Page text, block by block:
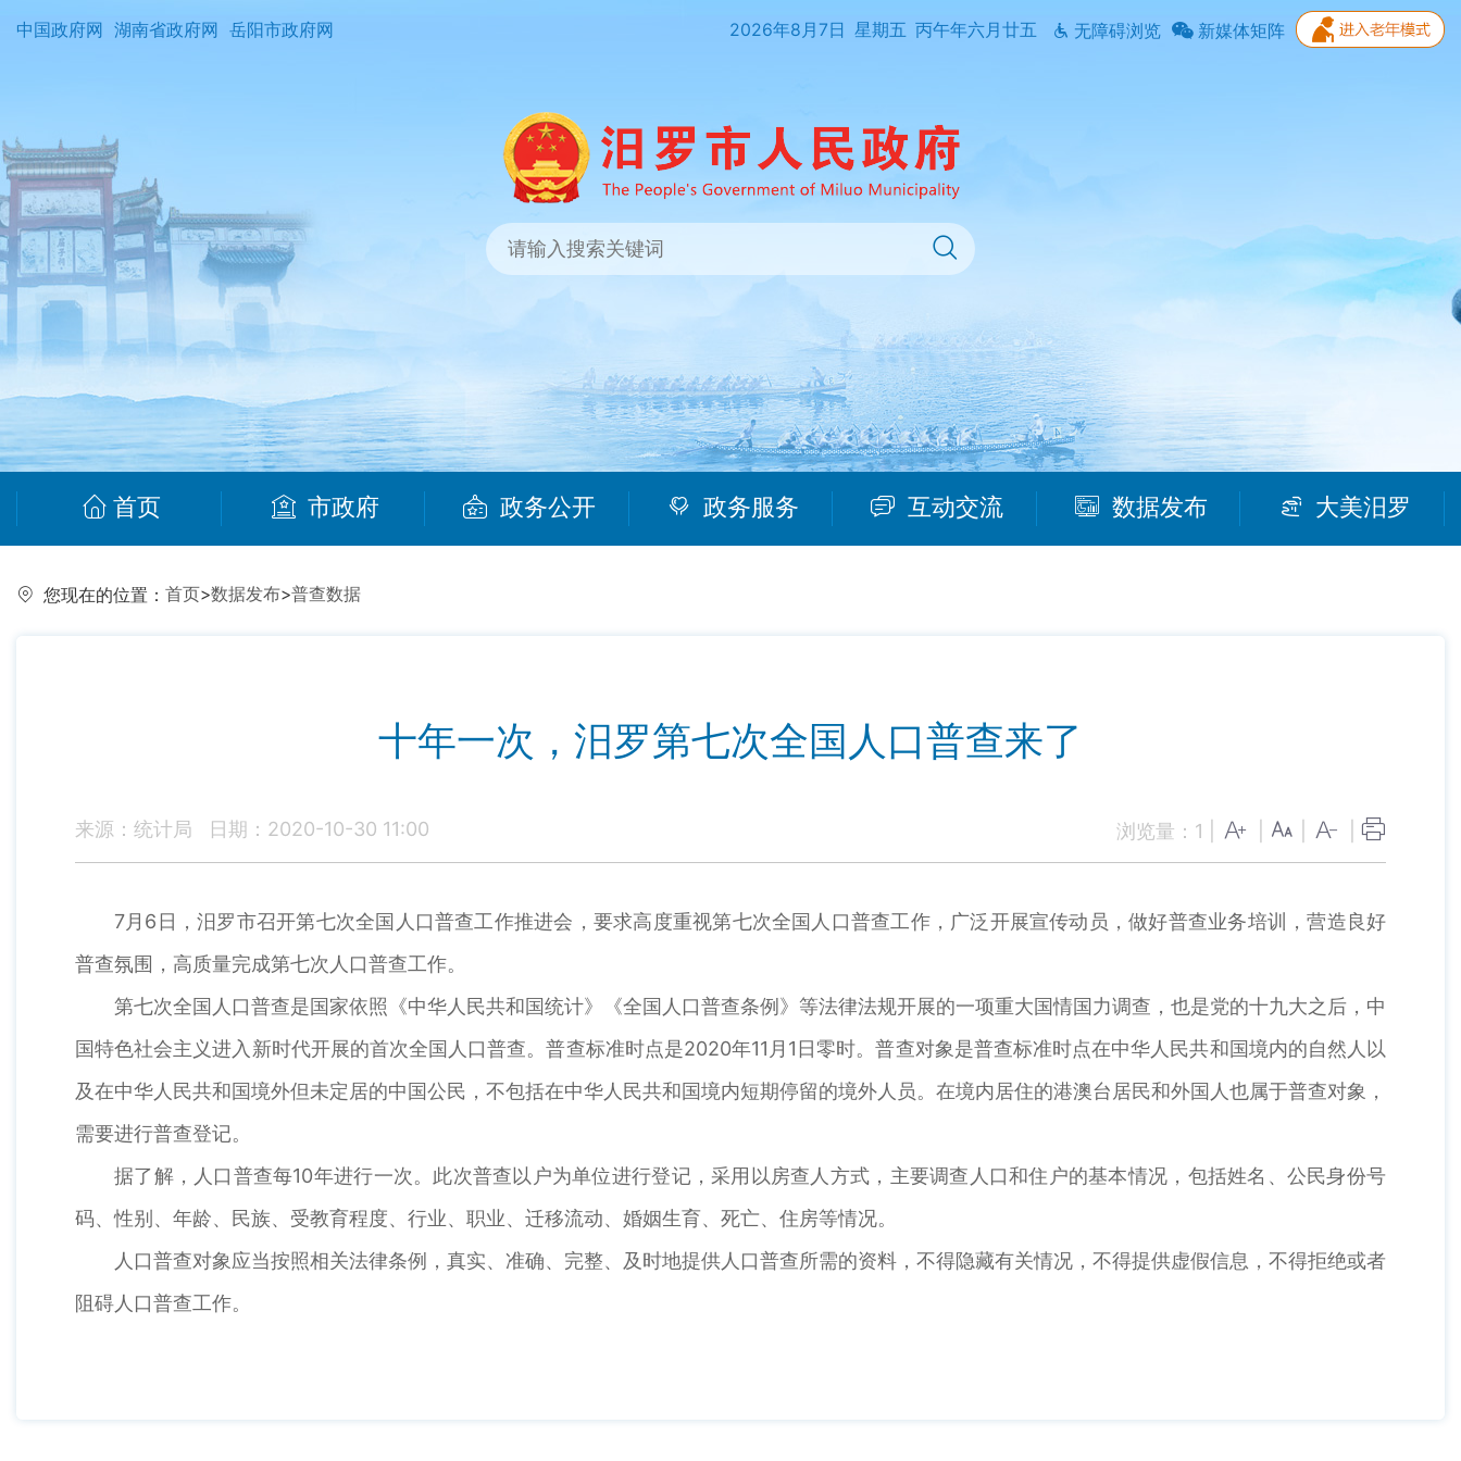
中国政府网 湖南省政府网 岳阳市政府网 2026年8月7日 星期五 丙午年六月廿五 无障碍浏览 新媒体矩阵
首页 市政府 政务公开 政务服务 互动交流 数据发布 大美汨罗
您现在的位置： 首页>数据发布>普查数据
十年一次，汨罗第七次全国人口普查来了
来源：统计局 日期：2020-10-30 11:00 浏览量： 1
7月6日，汨罗市召开第七次全国人口普查工作推进会，要求高度重视第七次全国人口普查工作，广泛开展宣传动员，做好普查业务培训，营造良好
普查氛围，高质量完成第七次人口普查工作。
第七次全国人口普查是国家依照《中华人民共和国统计》《全国人口普查条例》等法律法规开展的一项重大国情国力调查，也是党的十九大之后，中
国特色社会主义进入新时代开展的首次全国人口普查。普查标准时点是2020年11月1日零时。普查对象是普查标准时点在中华人民共和国境内的自然人以
及在中华人民共和国境外但未定居的中国公民，不包括在中华人民共和国境内短期停留的境外人员。在境内居住的港澳台居民和外国人也属于普查对象，
需要进行普查登记。
据了解，人口普查每10年进行一次。此次普查以户为单位进行登记，采用以房查人方式，主要调查人口和住户的基本情况，包括姓名、公民身份号
码、性别、年龄、民族、受教育程度、行业、职业、迁移流动、婚姻生育、死亡、住房等情况。
人口普查对象应当按照相关法律条例，真实、准确、完整、及时地提供人口普查所需的资料，不得隐藏有关情况，不得提供虚假信息，不得拒绝或者
阻碍人口普查工作。